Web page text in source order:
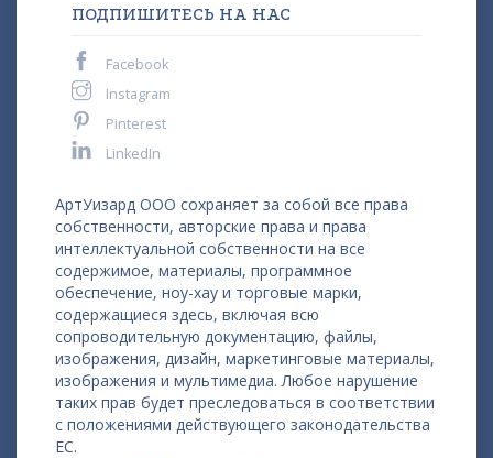
ПОДПИШИТЕСЬ НА НАС
Facebook
Instagram
Pinterest
LinkedIn
АртУизард ООО сохраняет за собой все права
собственности, авторские права и права
интеллектуальной собственности на все
содержимое, материалы, программное
обеспечение, ноу-хау и торговые марки,
содержащиеся здесь, включая всю
сопроводительную документацию, файлы,
изображения, дизайн, маркетинговые материалы,
изображения и мультимедиа. Любое нарушение
таких прав будет преследоваться в соответствии
с положениями действующего законодательства
ЕС.